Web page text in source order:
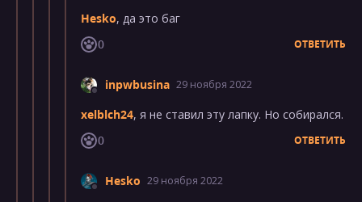
Hesko, да это баг
0
ОТВЕТИТЬ
inpwbusina 29 ноября 2022
xelblch24, я не ставил эту лапку. Но собирался.
0
ОТВЕТИТЬ
Hesko 29 ноября 2022